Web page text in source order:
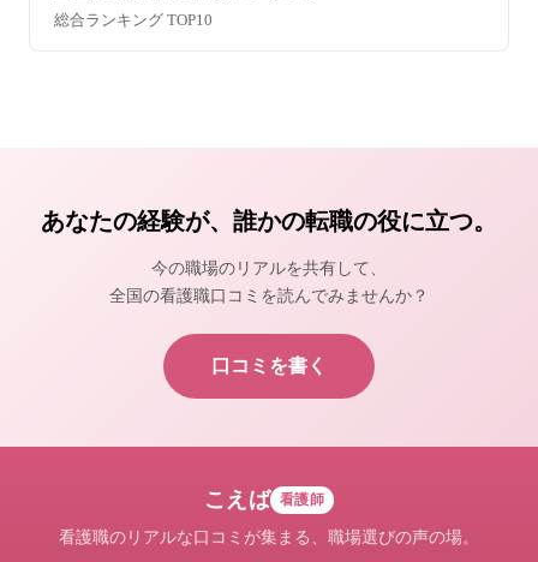
総合ランキング TOP10
あなたの経験が、誰かの転職の役に立つ。
今の職場のリアルを共有して、
全国の看護職口コミを読んでみませんか？
口コミを書く
こえば 看護師
看護職のリアルな口コミが集まる、職場選びの声の場。